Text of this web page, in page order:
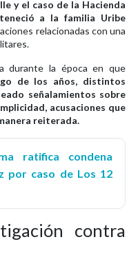
y el caso de la Hacienda
a la familia Uribe
relacionadas con una
durante la época en que
de los años, distintos
señalamientos sobre
acusaciones que
reiterada.
ratifica condena
por caso de Los 12
contra